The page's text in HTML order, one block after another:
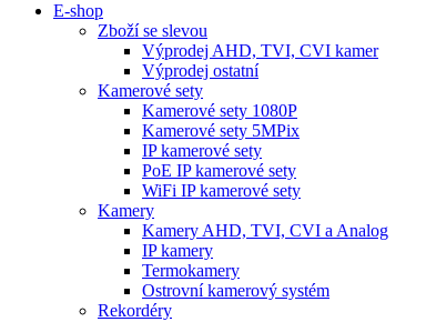
E-shop
Zboží se slevou
Výprodej AHD, TVI, CVI kamer
Výprodej ostatní
Kamerové sety
Kamerové sety 1080P
Kamerové sety 5MPix
IP kamerové sety
PoE IP kamerové sety
WiFi IP kamerové sety
Kamery
Kamery AHD, TVI, CVI a Analog
IP kamery
Termokamery
Ostrovní kamerový systém
Rekordéry